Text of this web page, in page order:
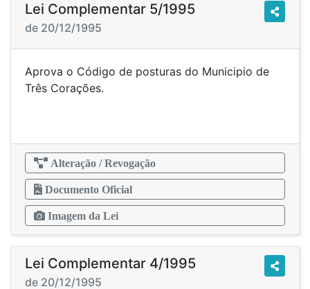
Lei Complementar 5/1995
de 20/12/1995
Aprova o Código de posturas do Municipio de
Três Corações.
Alteração / Revogação
Documento Oficial
Imagem da Lei
Lei Complementar 4/1995
de 20/12/1995